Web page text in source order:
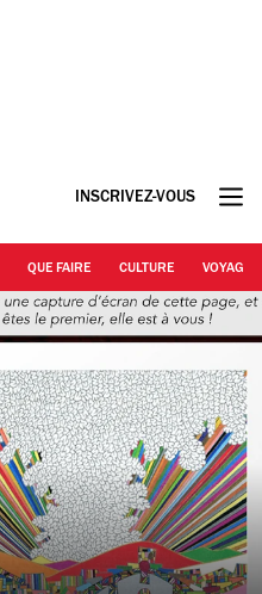
INSCRIVEZ-VOUS
QUE FAIRE CULTURE VOYAGE